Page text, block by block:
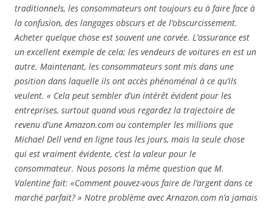
traditionnels, les consommateurs ont toujours eu à faire face à
la confusion, des langages obscurs et de l’obscurcissement.
Acheter quelque chose est souvent une corvée. L’assurance est
un excellent exemple de cela; les vendeurs de voitures en est un
autre. Maintenant, les consommateurs sont mis dans une
position dans laquelle ils ont accès phénoménal à ce qu’ils
veulent. « Cela peut sembler d’un intérêt évident pour les
entreprises, surtout quand vous regardez la trajectoire de
revenu d’une Amazon.com ou contempler les millions que
Michael Dell vend en ligne tous les jours, mais la seule chose
qui est vraiment évidente, c’est la valeur pour le
consommateur. Nous posons la même question que M.
Valentine fait: «Comment pouvez-vous faire de l’argent dans ce
marché parfait? » Notre problème avec Arnazon.com n’a jamais